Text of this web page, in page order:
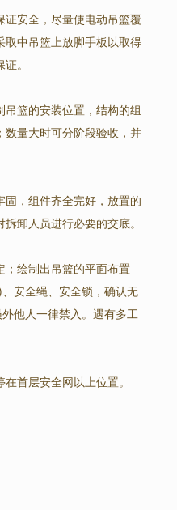
安全，尽量使电动吊篮覆
中吊篮上放脚手板以取得
。
篮的安装位置，结构的组
量大时可分阶段验收，并
，组件齐全完好，放置的
卸人员进行必要的交底。
；绘制出吊篮的平面布置
安全绳、安全锁，确认无
他人一律禁入。遇有多工
首层安全网以上位置。